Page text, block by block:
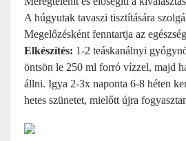
A húgyutak tavaszi tisztítására
Megelőzésként fenntartja az
Elkészítés: 1-2 teáskanálnyi
öntsön le 250 ml forró vízzel, majd
állni. Igya 2-3x naponta 6-8 héten
hetes szünetet, mielőtt újra